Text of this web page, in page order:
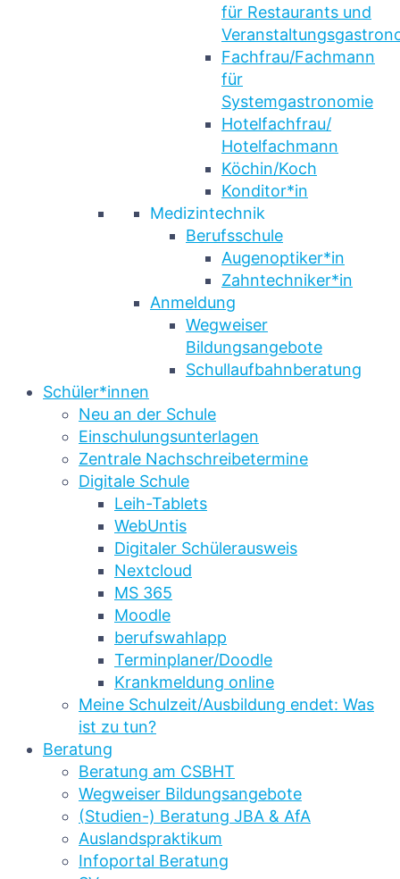
für Restaurants und
Fachfrau/Fachmann
für
Systemgastronomie
Hotelfachfrau/
Hotelfachmann
Köchin/Koch
Konditor*in
Medizintechnik
Berufsschule
Augenoptiker*in
Zahntechniker*in
Anmeldung
Wegweiser
Bildungsangebote
Schullaufbahnberatung
Schüler*innen
Neu an der Schule
Einschulungsunterlagen
Zentrale Nachschreibetermine
Digitale Schule
Leih-Tablets
WebUntis
Digitaler Schülerausweis
Nextcloud
MS 365
Moodle
berufswahlapp
Terminplaner/Doodle
Krankmeldung online
Meine Schulzeit/Ausbildung endet: Was
ist zu tun?
Beratung
Beratung am CSBHT
Wegweiser Bildungsangebote
(Studien-) Beratung JBA & AfA
Auslandspraktikum
Infoportal Beratung